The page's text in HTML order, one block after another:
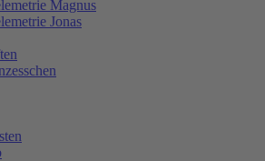
Magnus
Jonas